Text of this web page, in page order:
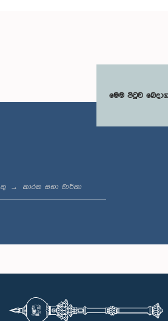
මෙම පිටුව
කාරක සභා වාර්තා